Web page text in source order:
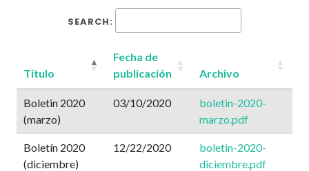
SEARCH:
Título
Fecha de
publicación
Archivo
Boletin 2020
(marzo)
03/10/2020
boletin-2020-
marzo.pdf
Boletín 2020
(diciembre)
12/22/2020
boletin-2020-
diciembre.pdf